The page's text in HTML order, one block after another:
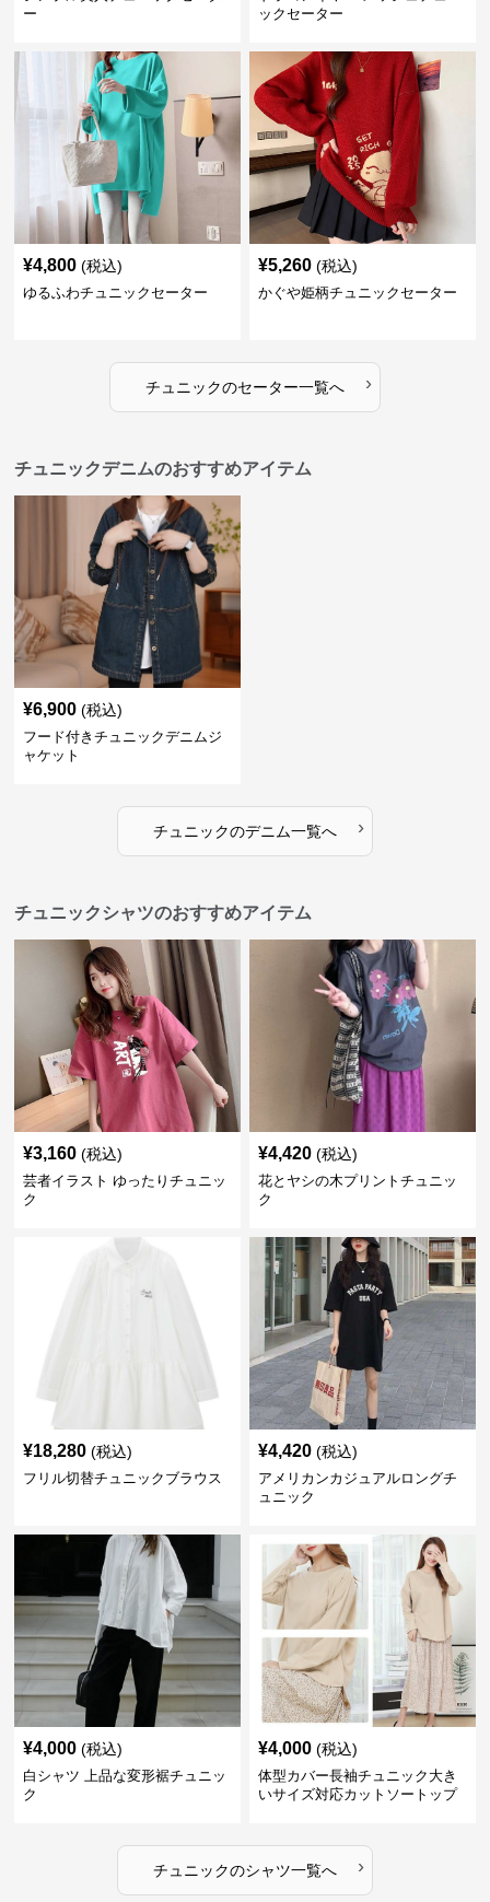
ー
ックセーター
¥4,800 (税込)
ゆるふわチュニックセーター
¥5,260 (税込)
かぐや姫柄チュニックセーター
チュニックのセーター一覧へ ›
チュニックデニムのおすすめアイテム
¥6,900 (税込)
フード付きチュニックデニムジ
ャケット
チュニックのデニム一覧へ ›
チュニックシャツのおすすめアイテム
¥3,160 (税込)
芸者イラスト ゆったりチュニッ
ク
¥4,420 (税込)
花とヤシの木プリントチュニッ
ク
¥18,280 (税込)
フリル切替チュニックブラウス
¥4,420 (税込)
アメリカンカジュアルロングチ
ュニック
¥4,000 (税込)
白シャツ 上品な変形裾チュニッ
ク
¥4,000 (税込)
体型カバー長袖チュニック大き
いサイズ対応カットソートップ
チュニックのシャツ一覧へ ›